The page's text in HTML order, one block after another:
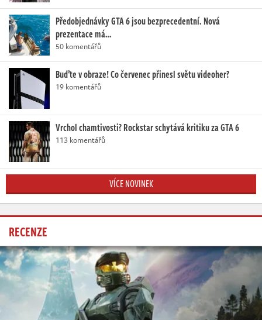
Předobjednávky GTA 6 jsou bezprecedentní. Nová
prezentace má…
50 komentářů
Buďte v obraze! Co červenec přinesl světu videoher?
19 komentářů
Vrchol chamtivosti? Rockstar schytává kritiku za GTA 6
113 komentářů
VÍCE NOVINEK
RECENZE